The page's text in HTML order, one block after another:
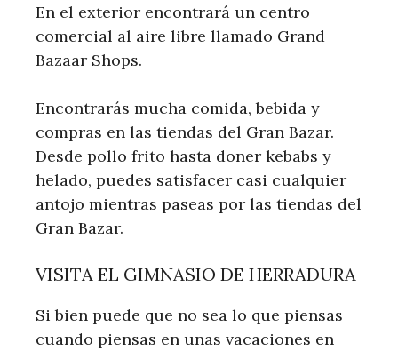
En el exterior encontrará un centro
comercial al aire libre llamado Grand
Bazaar Shops.
Encontrarás mucha comida, bebida y
compras en las tiendas del Gran Bazar.
Desde pollo frito hasta doner kebabs y
helado, puedes satisfacer casi cualquier
antojo mientras paseas por las tiendas del
Gran Bazar.
VISITA EL GIMNASIO DE HERRADURA
Si bien puede que no sea lo que piensas
cuando piensas en unas vacaciones en